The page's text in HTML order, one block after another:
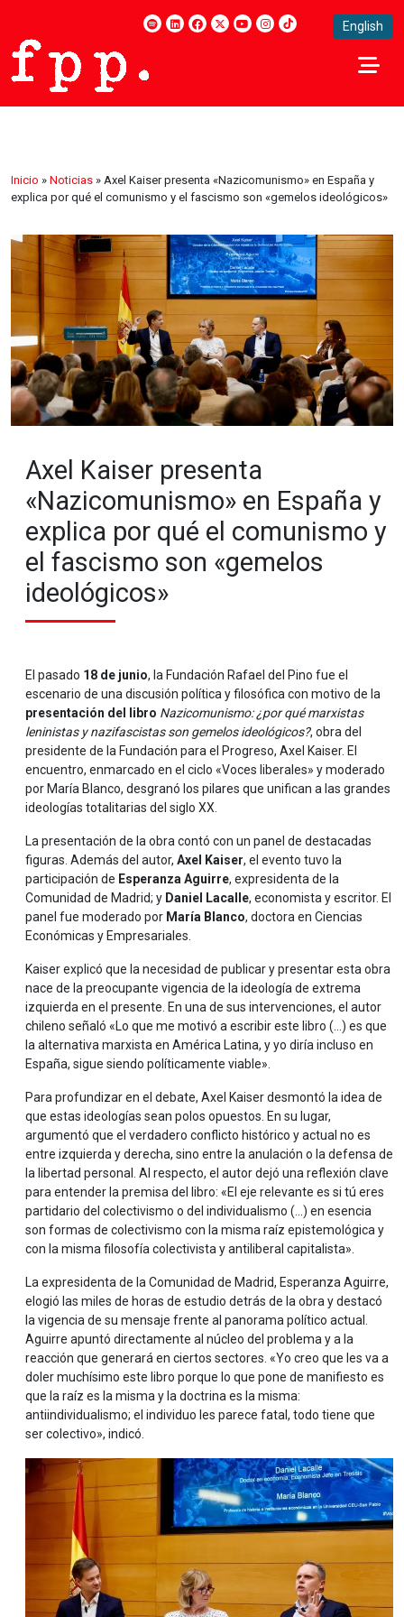
English
Inicio » Noticias » Axel Kaiser presenta «Nazicomunismo» en España y
explica por qué el comunismo y el fascismo son «gemelos ideológicos»
Axel Kaiser presenta
«Nazicomunismo» en España y
explica por qué el comunismo y
el fascismo son «gemelos
ideológicos»
El pasado 18 de junio, la Fundación Rafael del Pino fue el
escenario de una discusión política y filosófica con motivo de la
presentación del libro Nazicomunismo: ¿por qué marxistas
leninistas y nazifascistas son gemelos ideológicos?, obra del
presidente de la Fundación para el Progreso, Axel Kaiser. El
encuentro, enmarcado en el ciclo «Voces liberales» y moderado
por María Blanco, desgranó los pilares que unifican a las grandes
ideologías totalitarias del siglo XX.
La presentación de la obra contó con un panel de destacadas
figuras. Además del autor, Axel Kaiser, el evento tuvo la
participación de Esperanza Aguirre, expresidenta de la
Comunidad de Madrid; y Daniel Lacalle, economista y escritor. El
panel fue moderado por María Blanco, doctora en Ciencias
Económicas y Empresariales.
Kaiser explicó que la necesidad de publicar y presentar esta obra
nace de la preocupante vigencia de la ideología de extrema
izquierda en el presente. En una de sus intervenciones, el autor
chileno señaló «Lo que me motivó a escribir este libro (...) es que
la alternativa marxista en América Latina, y yo diría incluso en
España, sigue siendo políticamente viable».
Para profundizar en el debate, Axel Kaiser desmontó la idea de
que estas ideologías sean polos opuestos. En su lugar,
argumentó que el verdadero conflicto histórico y actual no es
entre izquierda y derecha, sino entre la anulación o la defensa de
la libertad personal. Al respecto, el autor dejó una reflexión clave
para entender la premisa del libro: «El eje relevante es si tú eres
partidario del colectivismo o del individualismo (...) en esencia
son formas de colectivismo con la misma raíz epistemológica y
con la misma filosofía colectivista y antiliberal capitalista».
La expresidenta de la Comunidad de Madrid, Esperanza Aguirre,
elogió las miles de horas de estudio detrás de la obra y destacó
la vigencia de su mensaje frente al panorama político actual.
Aguirre apuntó directamente al núcleo del problema y a la
reacción que generará en ciertos sectores. «Yo creo que les va a
doler muchísimo este libro porque lo que pone de manifiesto es
que la raíz es la misma y la doctrina es la misma:
antiindividualismo; el individuo les parece fatal, todo tiene que
ser colectivo», indicó.